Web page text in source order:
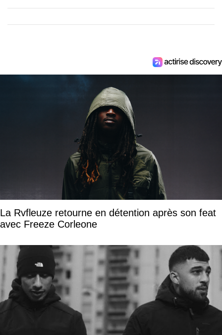
La Rvfleuze retourne en détention après son feat
avec Freeze Corleone